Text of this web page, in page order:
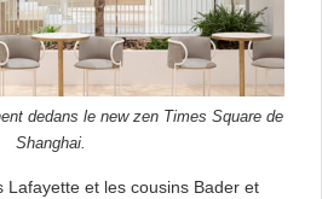
dedans le new zen Times Square de
Shanghai.
Lafayette et les cousins Bader et